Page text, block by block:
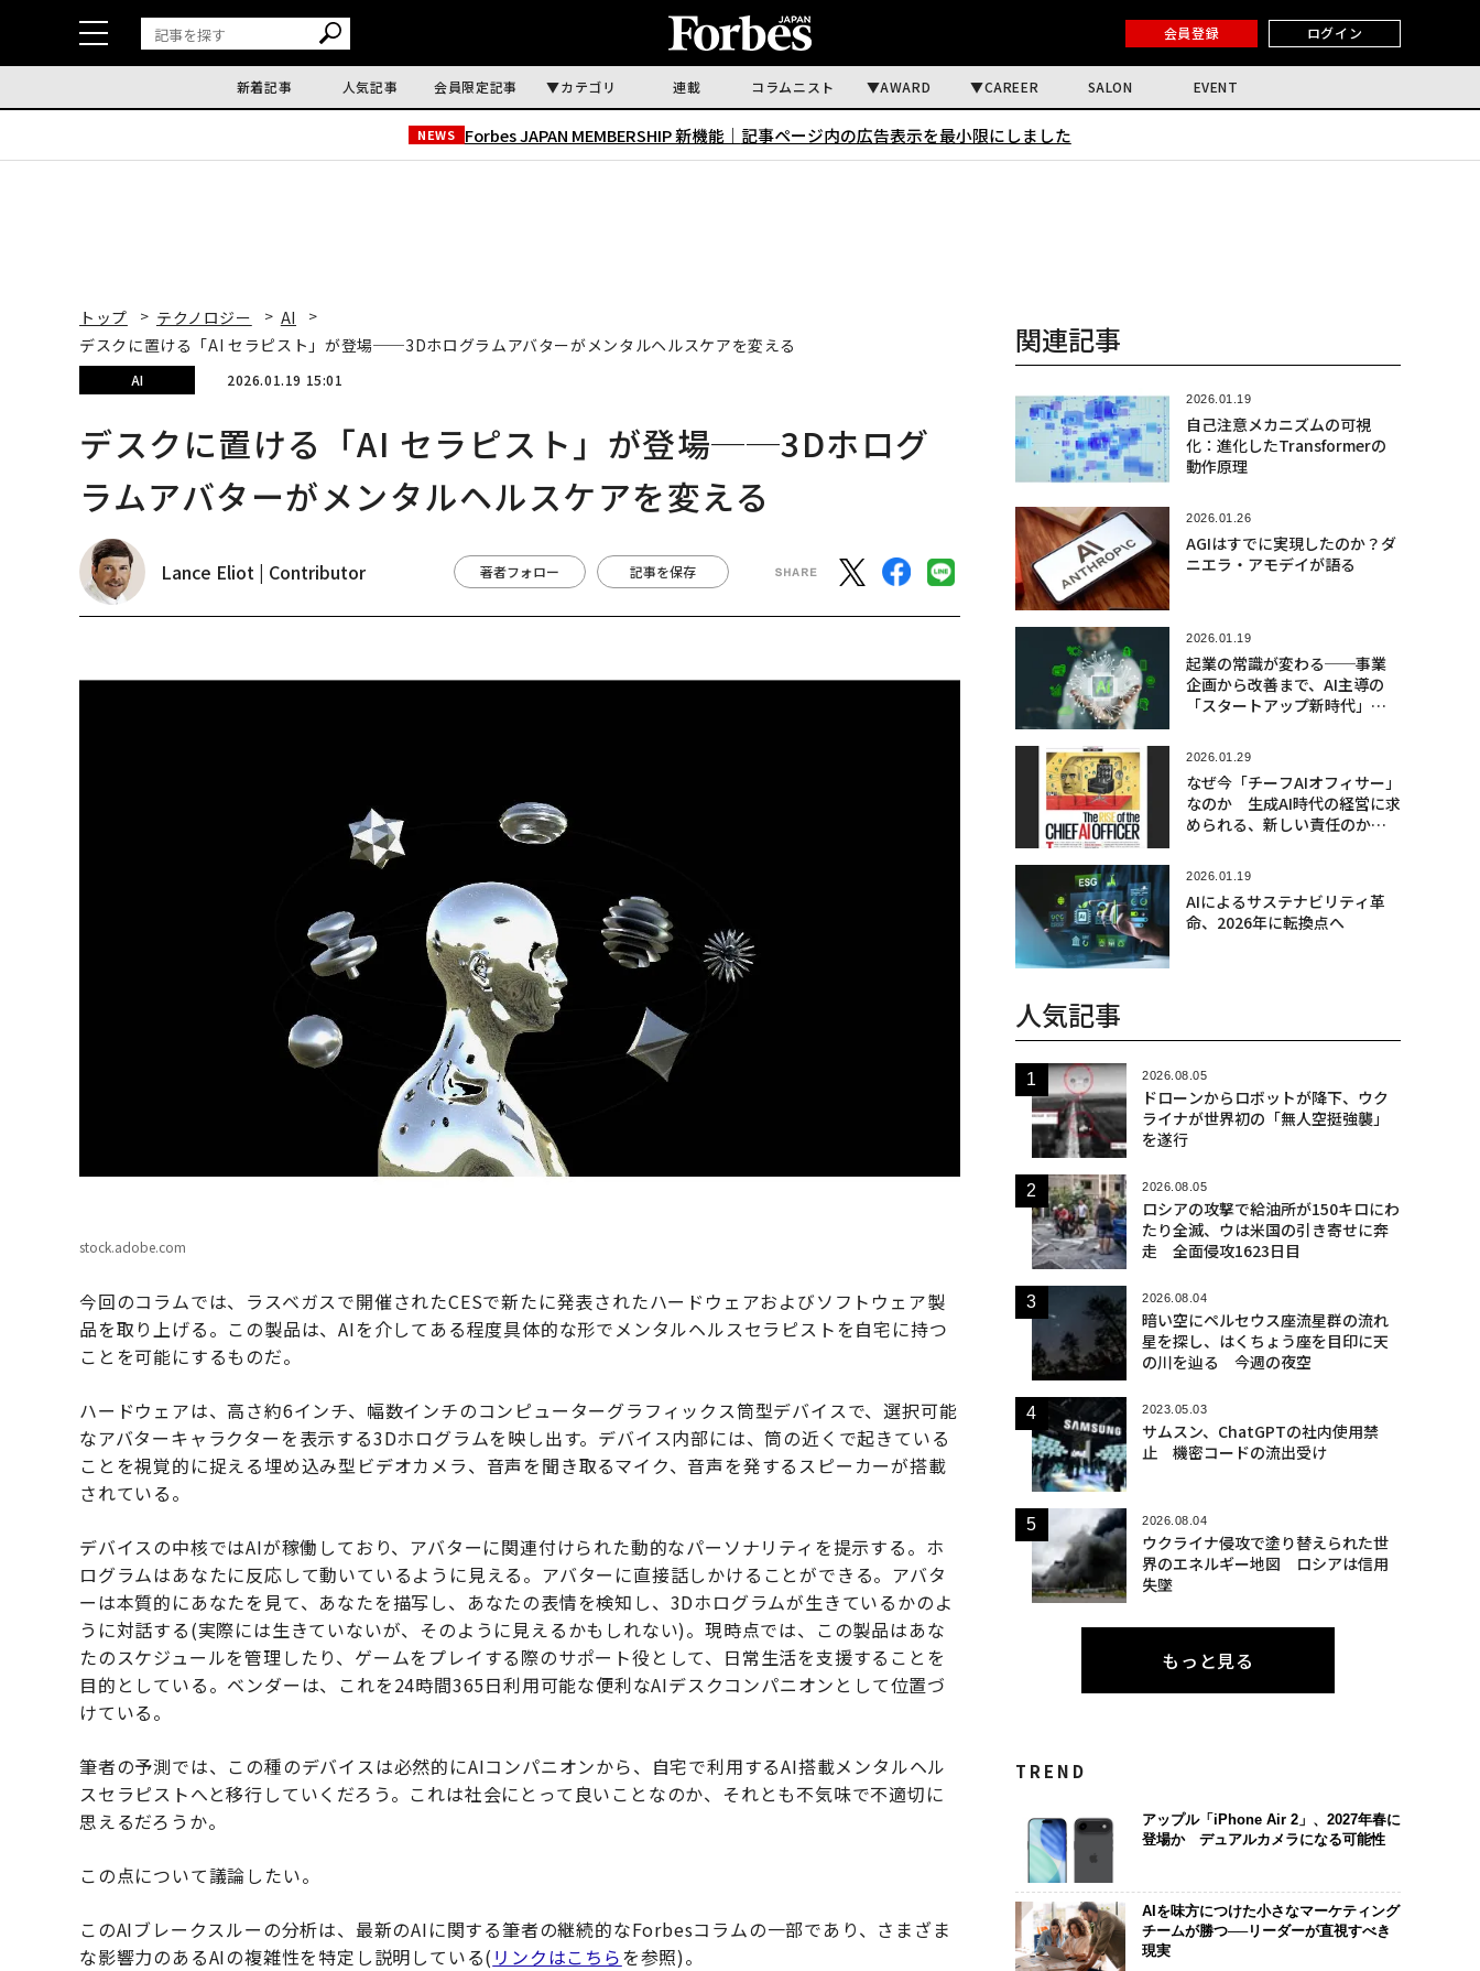
会員登録 ログイン
新着記事 人気記事 会員限定記事 カテゴリ 連載 コラムニスト AWARD CAREER SALON EVENT
NEWS Forbes JAPAN MEMBERSHIP 新機能｜ 記事ページ内の広告表示を最小限にしました
トップ テクノロジー
AI
デスクに置ける「AI セラピスト」が登場──3Dホログラムアバターがメンタルヘルスケアを変える
AI 2026.01.19 15:01
デスクに置ける「AI セラピスト」が登場──3Dホログ
ラムアバターがメンタルヘルスケアを変える
Lance Eliot | Contributor 著者フォロー 記事を保存
stock.adobe.com
今回のコラムでは、ラスベガスで開催されたCESで新たに発表されたハードウェアおよびソフトウェア製
品を取り上げる。この製品は、AIを介してある程度具体的な形でメンタルヘルスセラピストを自宅に持つ
ことを可能にするものだ。
ハードウェアは、高さ約6インチ、幅数インチのコンピューターグラフィックス筒型デバイスで、選択可能
なアバターキャラクターを表示する3Dホログラムを映し出す。デバイス内部には、筒の近くで起きている
ことを視覚的に捉える埋め込み型ビデオカメラ、音声を聞き取るマイク、音声を発するスピーカーが搭載
されている。
デバイスの中核ではAIが稼働しており、アバターに関連付けられた動的なパーソナリティを提示する。ホ
ログラムはあなたに反応して動いているように見える。アバターに直接話しかけることができる。アバタ
ーは本質的にあなたを見て、あなたを描写し、あなたの表情を検知し、3Dホログラムが生きているかのよ
うに対話する(実際には生きていないが、そのように見えるかもしれない)。現時点では、この製品はあな
たのスケジュールを管理したり、ゲームをプレイする際のサポート役として、日常生活を支援することを
目的としている。ベンダーは、これを24時間365日利用可能な便利なAIデスクコンパニオンとして位置づ
けている。
筆者の予測では、この種のデバイスは必然的にAIコンパニオンから、自宅で利用するAI搭載メンタルヘル
スセラピストへと移行していくだろう。これは社会にとって良いことなのか、それとも不気味で不適切に
思えるだろうか。
この点について議論したい。
このAIブレークスルーの分析は、最新のAIに関する筆者の継続的なForbesコラムの一部であり、さまざま
な影響力のあるAIの複雑性を特定し説明している( リンクはこちらを参照)。
関連記事
2026.01.19
自己注意メカニズムの可視
化：進化したTransformerの
動作原理
2026.01.26
AGIはすでに実現したのか？ダ
ニエラ・アモデイが語る
2026.01.19
起業の常識が変わる──事業
企画から改善まで、AI主導の
「スタートアップ新時代」目
2026.01.29
なぜ今「チーフAIオフィサー」
なのか 生成AI時代の経営に求
められる、新しい責任のかた
2026.01.19
AIによるサステナビリティ革
命、2026年に転換点へ
人気記事
2026.08.05
ドローンからロボットが降下、ウク
ライナが世界初の「無人空挺強襲」
を遂行
2026.08.05
ロシアの攻撃で給油所が150キロにわ
たり全滅、ウは米国の引き寄せに奔
走 全面侵攻1623日目
2026.08.04
暗い空にペルセウス座流星群の流れ
星を探し、はくちょう座を目印に天
の川を辿る 今週の夜空
2023.05.03
サムスン、ChatGPTの社内使用禁
止 機密コードの流出受け
2026.08.04
ウクライナ侵攻で塗り替えられた世
界のエネルギー地図 ロシアは信用
失墜
もっと見る
TREND
アップル「iPhone Air 2」、2027年春に
登場か デュアルカメラになる可能性
AIを味方につけた小さなマーケティング
チームが勝つ──リーダーが直視すべき
現実